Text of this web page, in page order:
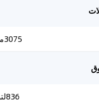
3075مم
836لتر